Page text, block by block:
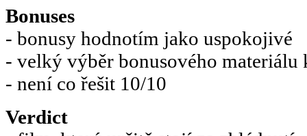
Bonuses
- bonusy hodnotím jako uspokojivé
- velký výběr bonusového materiálu
- není co řešit 10/10
Verdict